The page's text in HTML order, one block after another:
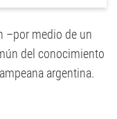
–por medio de un
del conocimiento
argentina.